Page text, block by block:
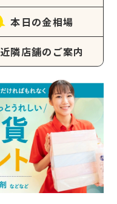
本日の金相場
近隣店舗のご案内